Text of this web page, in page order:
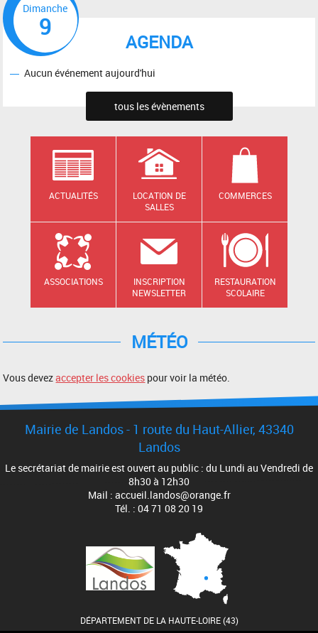
AGENDA
Dimanche
9
Aucun événement aujourd'hui
tous les évènements
ACTUALITÉS
LOCATION DE
SALLES
COMMERCES
ASSOCIATIONS
INSCRIPTION
NEWSLETTER
RESTAURATION
SCOLAIRE
MÉTÉO
Vous devezaccepter les cookies pour voir la météo.
Mairie de Landos - 1 route du Haut-Allier, 43340
Landos
Le secrétariat de mairie est ouvert au public : du Lundi au Vendredi de
8h30 à 12h30
Mail : accueil.landos@orange.fr
Tél. : 04 71 08 20 19
DÉPARTEMENT DE LA HAUTE-LOIRE (43)